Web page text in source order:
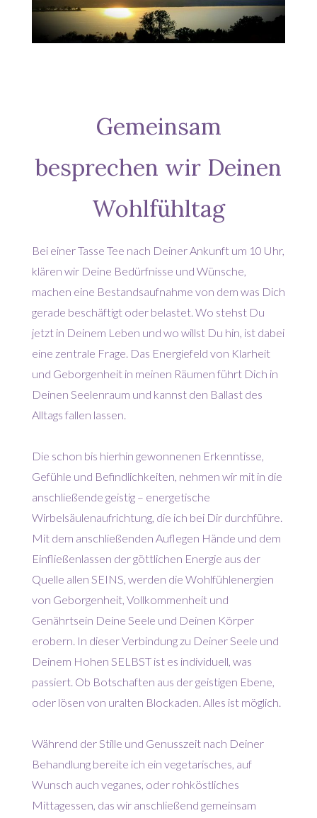
Gemeinsam
besprechen wir Deinen
Wohlfühltag
Bei einer Tasse Tee nach Deiner Ankunft um 10 Uhr,
klären wir Deine Bedürfnisse und Wünsche,
machen eine Bestandsaufnahme von dem was Dich
gerade beschäftigt oder belastet. Wo stehst Du
jetzt in Deinem Leben und wo willst Du hin, ist dabei
eine zentrale Frage. Das Energiefeld von Klarheit
und Geborgenheit in meinen Räumen führt Dich in
Deinen Seelenraum und kannst den Ballast des
Alltags fallen lassen.
Die schon bis hierhin gewonnenen Erkenntisse,
Gefühle und Befindlichkeiten, nehmen wir mit in die
anschließende geistig – energetische
Wirbelsäulenaufrichtung, die ich bei Dir durchführe.
Mit dem anschließenden Auflegen Hände und dem
Einfließenlassen der göttlichen Energie aus der
Quelle allen SEINS, werden die Wohlfühlenergien
von Geborgenheit, Vollkommenheit und
Genährtsein Deine Seele und Deinen Körper
erobern. In dieser Verbindung zu Deiner Seele und
Deinem Hohen SELBST ist es individuell, was
passiert. Ob Botschaften aus der geistigen Ebene,
oder lösen von uralten Blockaden. Alles ist möglich.
Während der Stille und Genusszeit nach Deiner
Behandlung bereite ich ein vegetarisches, auf
Wunsch auch veganes, oder rohköstliches
Mittagessen, das wir anschließend gemeinsam